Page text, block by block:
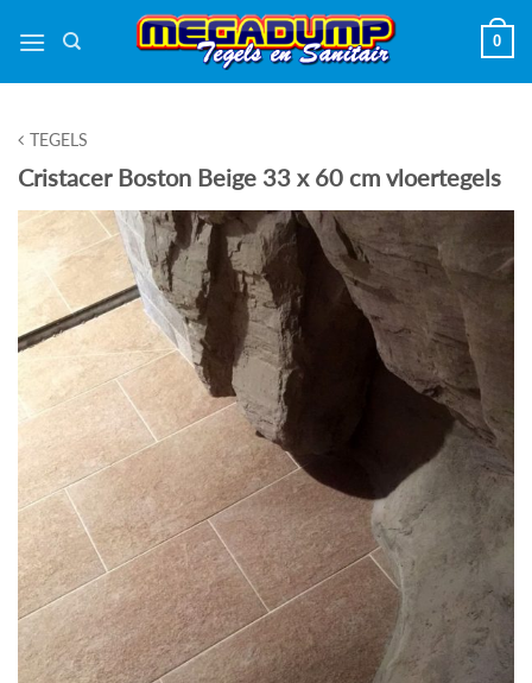
naar
0
TEGELS
Cristacer Boston Beige 33 x 60 cm vloertegels